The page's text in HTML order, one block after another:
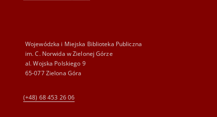
Wojewódzka i Miejska Biblioteka Publiczna
im. C. Norwida w Zielonej Górze
al. Wojska Polskiego 9
65-077 Zielona Góra
(+48) 68 453 26 06